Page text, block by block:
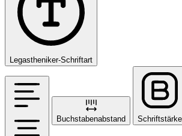
Legastheniker-Schriftart
Buchstabenabstand Schriftstärke